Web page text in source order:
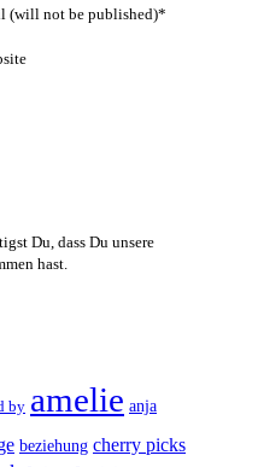
(will not be published)*
Du, dass Du unsere
hast.
by amelie anja
beziehung cherry picks